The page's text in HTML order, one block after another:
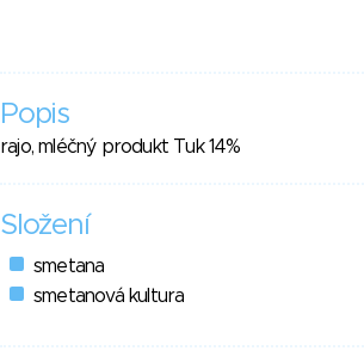
Popis
rajo, mléčný produkt Tuk 14%
Složení
smetana
smetanová kultura